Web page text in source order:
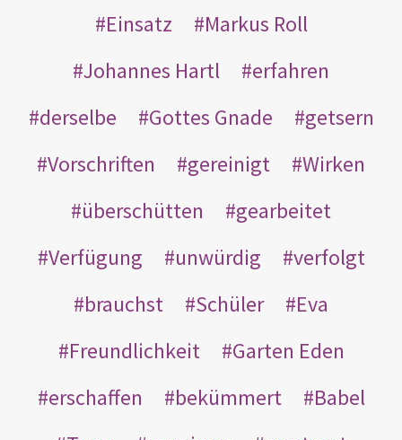
Einsatz
Markus Roll
Johannes Hartl
erfahren
derselbe
Gottes Gnade
getsern
Vorschriften
gereinigt
Wirken
überschütten
gearbeitet
Verfügung
unwürdig
verfolgt
brauchst
Schüler
Eva
Freundlichkeit
Garten Eden
erschaffen
bekümmert
Babel